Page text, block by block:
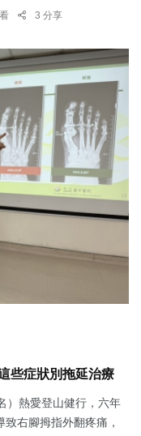
3 分享
些症狀別拖延治療
）熱愛登山健行，六年
右腳拇指外翻疼痛，